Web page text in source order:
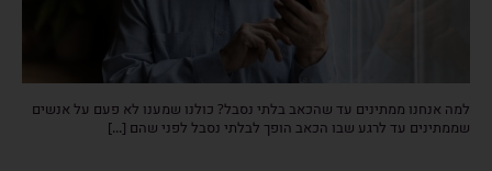
למה אנחנו ממתינים עד שהכאב בלתי נסבל? כולנו שמענו לא פעם על אנשים
שממתינים עד לרגע שבו הכאב הופך לבלתי נסבל לפני שהם [...]